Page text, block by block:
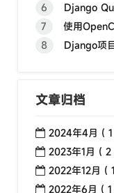
6
Django
7
使用
8
Django项
文章归档
2024年4月 (
2023年1月 ( 2
2022年12月 (
2022年6月 (